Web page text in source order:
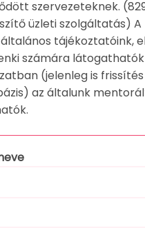
szervezeteknek.
üzleti szolgáltatás)
tájékoztatóink,
számára
(jelenleg is
az általunk